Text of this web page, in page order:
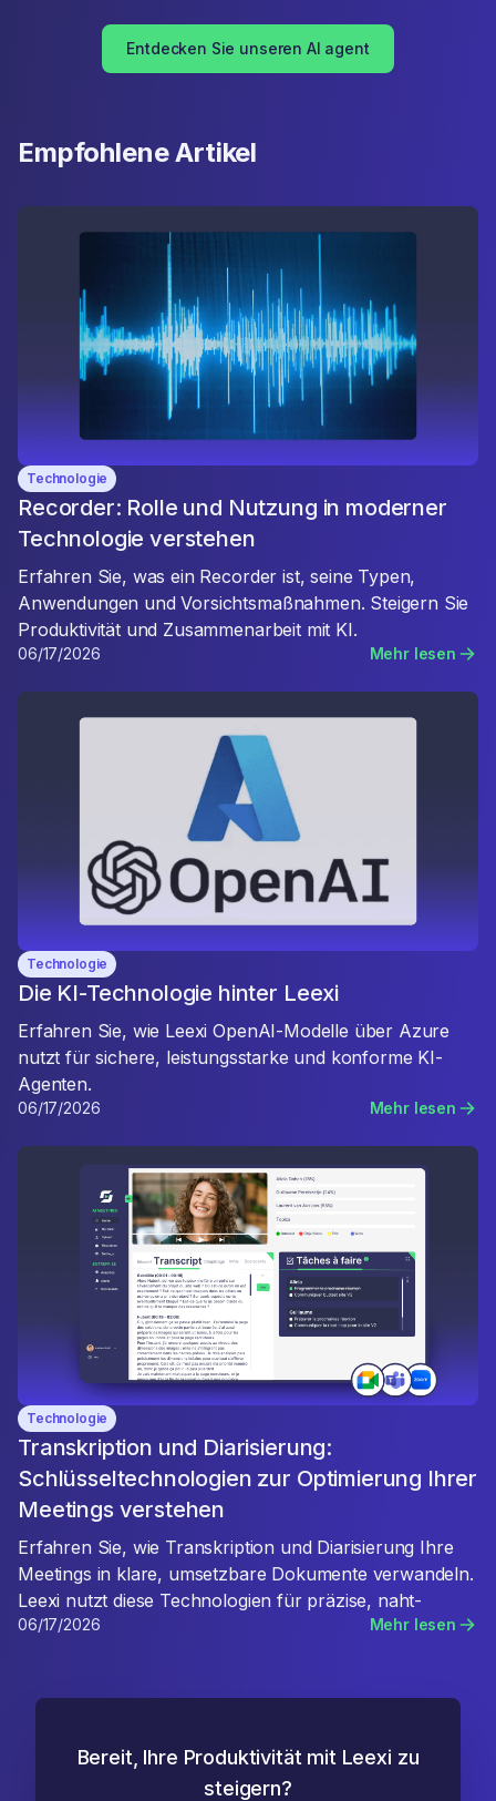
Entdecken Sie unseren AI agent
Empfohlene Artikel
Technologie
Recorder: Rolle und Nutzung in moderner
Technologie verstehen
Erfahren Sie, was ein Recorder ist, seine Typen,
Anwendungen und Vorsichtsmaßnahmen. Steigern Sie
Produktivität und Zusammenarbeit mit KI.
06/17/2026 Mehr lesen
Technologie
Die KI-Technologie hinter Leexi
Erfahren Sie, wie Leexi OpenAI-Modelle über Azure
nutzt für sichere, leistungsstarke und konforme KI-
Agenten.
06/17/2026 Mehr lesen
Technologie
Transkription und Diarisierung:
Schlüsseltechnologien zur Optimierung Ihrer
Meetings verstehen
Erfahren Sie, wie Transkription und Diarisierung Ihre
Meetings in klare, umsetzbare Dokumente verwandeln.
Leexi nutzt diese Technologien für präzise, naht-
06/17/2026 Mehr lesen
Bereit, Ihre Produktivität mit Leexi zu
steigern?